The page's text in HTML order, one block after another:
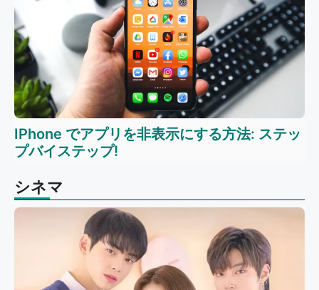
IPhone でアプリを非表示にする方法: ステッ
プバイステップ!
シネマ